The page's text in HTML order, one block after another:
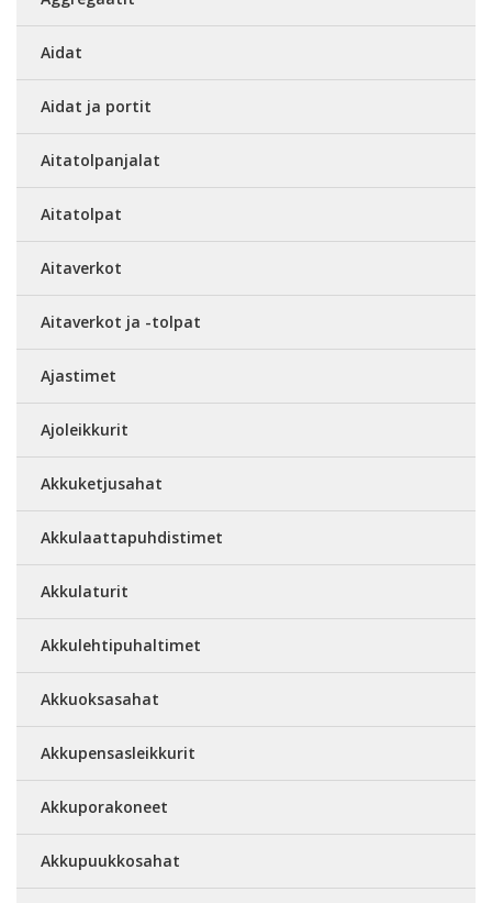
Aidat
Aidat ja portit
Aitatolpanjalat
Aitatolpat
Aitaverkot
Aitaverkot ja -tolpat
Ajastimet
Ajoleikkurit
Akkuketjusahat
Akkulaattapuhdistimet
Akkulaturit
Akkulehtipuhaltimet
Akkuoksasahat
Akkupensasleikkurit
Akkuporakoneet
Akkupuukkosahat